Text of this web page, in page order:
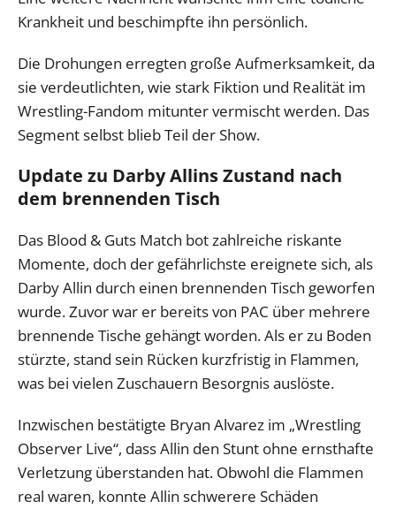
Krankheit und beschimpfte ihn persönlich.
Die Drohungen erregten große Aufmerksamkeit, da
sie verdeutlichten, wie stark Fiktion und Realität im
Wrestling-Fandom mitunter vermischt werden. Das
Segment selbst blieb Teil der Show.
Update zu Darby Allins Zustand nach
dem brennenden Tisch
Das Blood & Guts Match bot zahlreiche riskante
Momente, doch der gefährlichste ereignete sich, als
Darby Allin durch einen brennenden Tisch geworfen
wurde. Zuvor war er bereits von PAC über mehrere
brennende Tische gehängt worden. Als er zu Boden
stürzte, stand sein Rücken kurzfristig in Flammen,
was bei vielen Zuschauern Besorgnis auslöste.
Inzwischen bestätigte Bryan Alvarez im „Wrestling
Observer Live“, dass Allin den Stunt ohne ernsthafte
Verletzung überstanden hat. Obwohl die Flammen
real waren, konnte Allin schwerere Schäden